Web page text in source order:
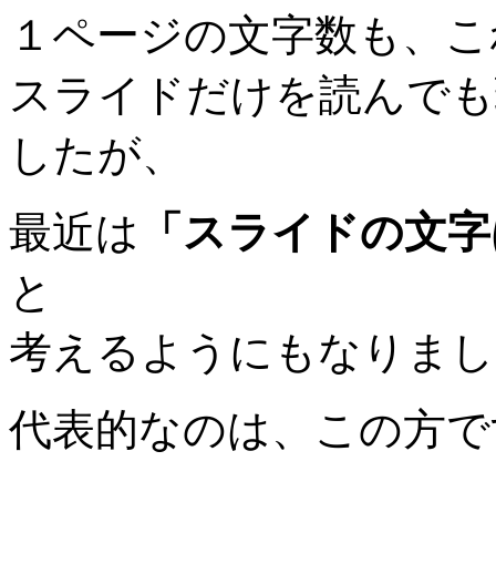
１ページの文字数も、
スライドだけを読んで
したが、
最近は 「スライドの文
と
考えるようにもなりま
代表的なのは、この方